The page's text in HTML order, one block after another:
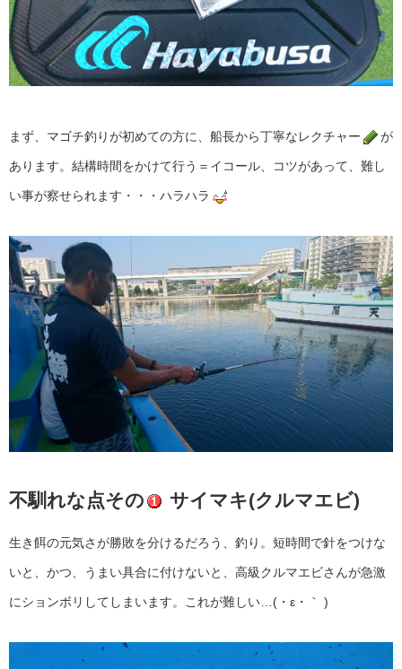
まず、マゴチ釣りが初めての方に、船長から丁寧なレクチャー が
あります。結構時間をかけて行う＝イコール、コツがあって、難し
い事が察せられます・・・ハラハラ
不馴れな点その サイマキ(クルマエビ)
生き餌の元気さが勝敗を分けるだろう、釣り。短時間で針をつけな
いと、かつ、うまい具合に付けないと、高級クルマエビさんが急激
にションボリしてしまいます。これが難しい…(・ε・｀ )